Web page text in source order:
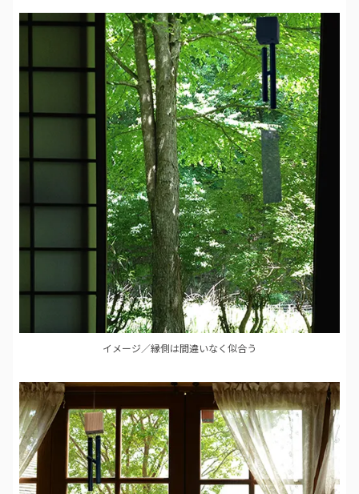
イメージ／縁側は間違いなく似合う